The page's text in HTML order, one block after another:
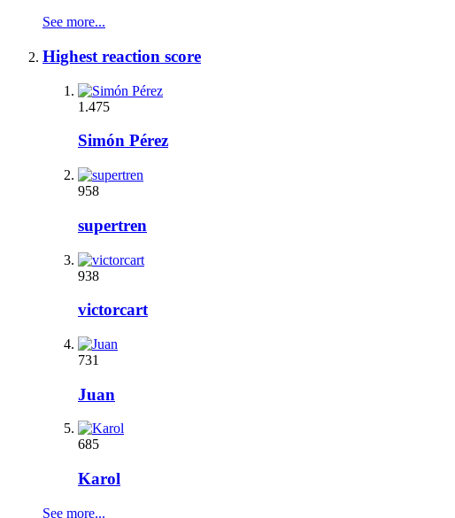
See more...
Highest reaction score
1.475
Simón Pérez
958
supertren
938
victorcart
731
Juan
685
Karol
See more...